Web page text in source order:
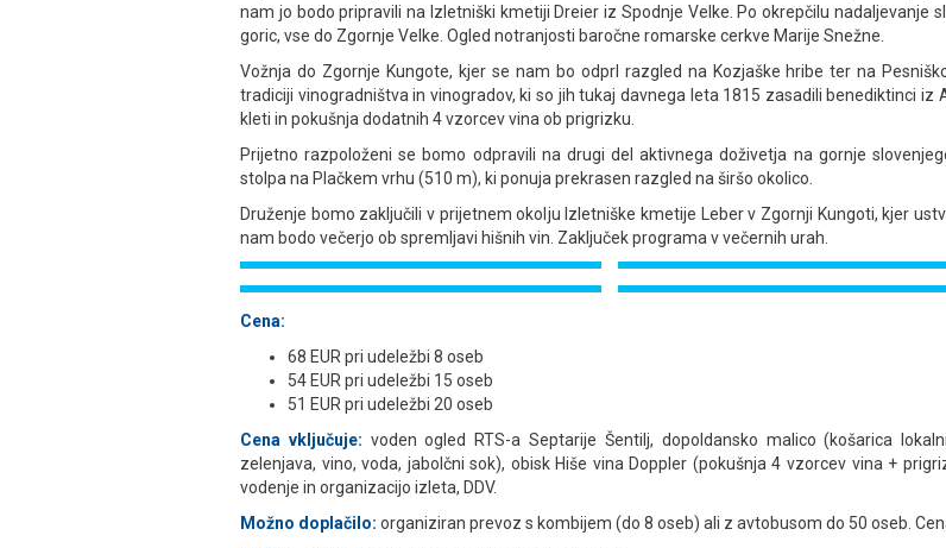
nam jo bodo pripravili na Izletniški kmetiji Dreier iz Spodnje Velke. Po okrepčilu nadaljevanje
goric, vse do Zgornje Velke. Ogled notranjosti baročne romarske cerkve Marije Snežne.
Vožnja do Zgornje Kungote, kjer se nam bo odprl razgled na Kozjaške hribe ter na
tradiciji vinogradništva in vinogradov, ki so jih tukaj davnega leta 1815 zasadili benediktinci iz
kleti in pokušnja dodatnih 4 vzorcev vina ob prigrizku.
Prijetno razpoloženi se bomo odpravili na drugi del aktivnega doživetja na gornje
stolpa na Plačkem vrhu (510 m), ki ponuja prekrasen razgled na širšo okolico.
Druženje bomo zaključili v prijetnem okolju Izletniške kmetije Leber v Zgornji Kungoti, kjer
nam bodo večerjo ob spremljavi hišnih vin. Zaključek programa v večernih urah.
Cena:
68 EUR pri udeležbi 8 oseb
54 EUR pri udeležbi 15 oseb
51 EUR pri udeležbi 20 oseb
Cena vključuje: voden ogled RTS-a Septarije Šentilj, dopoldansko malico (košarica
zelenjava, vino, voda, jabolčni sok), obisk Hiše vina Doppler (pokušnja 4 vzorcev vina +
vodenje in organizacijo izleta, DDV.
Možno doplačilo: organiziran prevoz s kombijem (do 8 oseb) ali z avtobusom do 50 oseb.